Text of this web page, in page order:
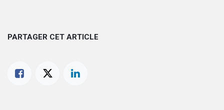
PARTAGER CET ARTICLE